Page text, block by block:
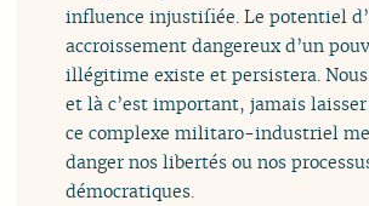
influence injustifiée. Le potentiel
accroissement dangereux d’un
illégitime existe et persistera. Nous
et là c’est important, jamais
ce complexe militaro-industriel
danger nos libertés ou nos
démocratiques.